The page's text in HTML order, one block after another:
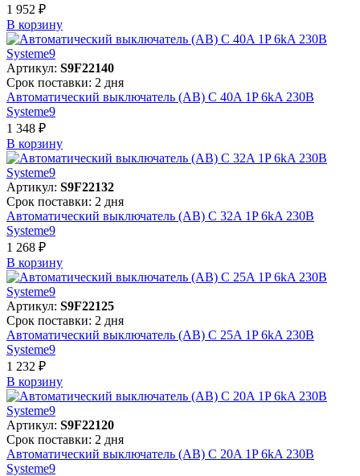
1 952 ₽
В корзинy
Артикул: S9F22140
Срок поставки: 2 дня
Автоматический выключатель (АВ) C 40A 1P 6kA 230В
Systeme9
1 348 ₽
В корзинy
Артикул: S9F22132
Срок поставки: 2 дня
Автоматический выключатель (АВ) C 32A 1P 6kA 230В
Systeme9
1 268 ₽
В корзинy
Артикул: S9F22125
Срок поставки: 2 дня
Автоматический выключатель (АВ) C 25A 1P 6kA 230В
Systeme9
1 232 ₽
В корзинy
Артикул: S9F22120
Срок поставки: 2 дня
Автоматический выключатель (АВ) C 20A 1P 6kA 230В
Systeme9